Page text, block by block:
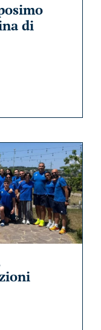
di